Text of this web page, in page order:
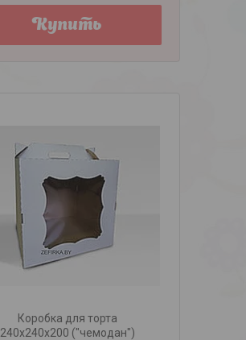
Купить
Коробка для торта
240х240х200 ("чемодан")